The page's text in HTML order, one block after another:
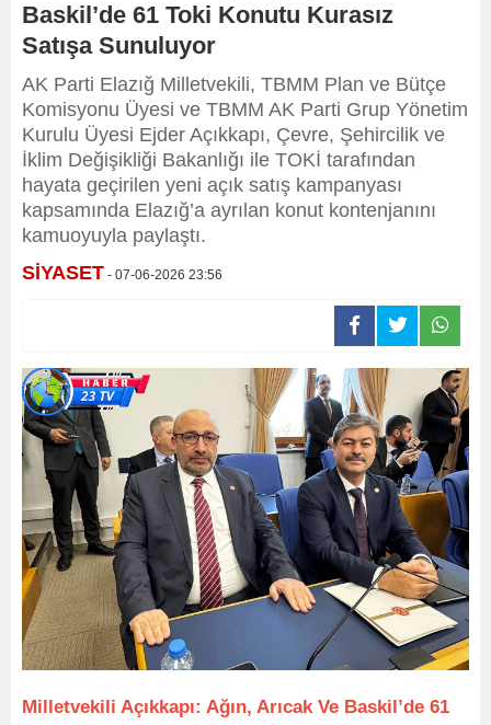
Baskil’de 61 Toki Konutu Kurasız
Satışa Sunuluyor
AK Parti Elazığ Milletvekili, TBMM Plan ve Bütçe
Komisyonu Üyesi ve TBMM AK Parti Grup Yönetim
Kurulu Üyesi Ejder Açıkkapı, Çevre, Şehircilik ve
İklim Değişikliği Bakanlığı ile TOKİ tarafından
hayata geçirilen yeni açık satış kampanyası
kapsamında Elazığ’a ayrılan konut kontenjanını
kamuoyuyla paylaştı.
SİYASET - 07-06-2026 23:56
Milletvekili Açıkkapı: Ağın, Arıcak Ve Baskil’de 61